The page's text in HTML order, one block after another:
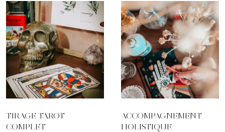
TIRAGE TAROT
COMPLET
ACCOMPAGNEMENT
HOLISTIQUE